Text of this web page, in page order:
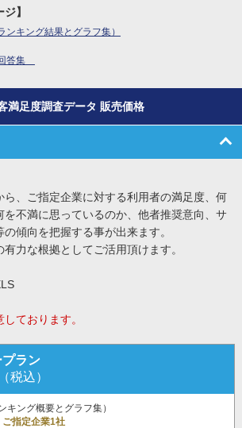
】
ンキング結果とグラフ集）
答集
満足度調査データ 販売価格
ら、ご指定企業に対する利用者の満足度、何
を不満に思っているのか、他者推奨意向、サ
傾向を把握する事が出来ます。
力な根拠としてご活用頂けます。
ております。
ラン
税込）
キング概要とグラフ集）
ご指定企業1社